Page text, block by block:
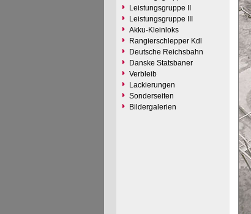
Leistungsgruppe II
Leistungsgruppe III
Akku-Kleinloks
Rangierschlepper Kdl
Deutsche Reichsbahn
Danske Statsbaner
Verbleib
Lackierungen
Sonderseiten
Bildergalerien